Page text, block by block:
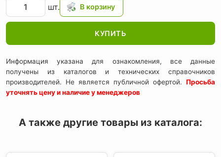
шт.
КУПИТЬ
Информация указана для ознакомления, все данные
получены из каталогов и технических справочников
производителей. Не является публичной офертой. Просьба
уточнять цену и наличие у менеджеров
А также другие товары из каталога: